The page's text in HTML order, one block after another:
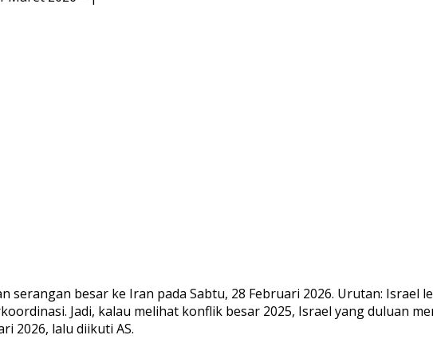
serangan besar ke Iran pada Sabtu, 28 Februari 2026. Urutan:
Jadi, kalau melihat konflik besar 2025, Israel yang duluan
2026, lalu diikuti AS.